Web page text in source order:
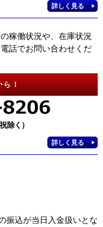
詳しく見る
稼働状況や、在庫状況
話でお問い合わせくだ
！
除く）
詳しく見る
振込が当日入金扱いとな